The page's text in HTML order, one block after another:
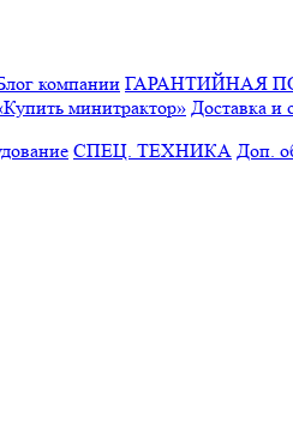
компании ГАРАНТИЙНАЯ
минитрактор» Доставка и
СПЕЦ. ТЕХНИКА Доп.